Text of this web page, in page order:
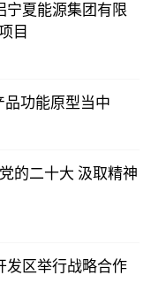
宁夏能源集团有限
目
品功能原型当中
的二十大 汲取精神
发区举行战略合作